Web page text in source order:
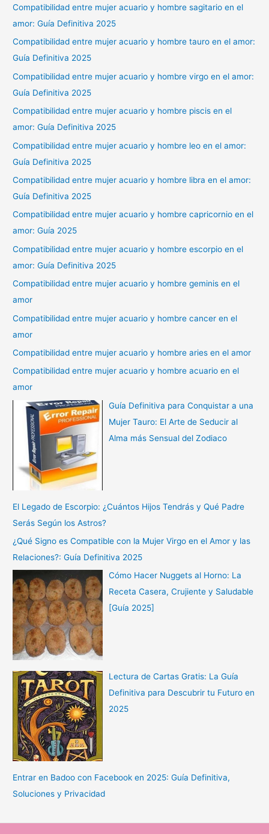
Compatibilidad entre mujer acuario y hombre sagitario en el
amor: Guía Definitiva 2025
Compatibilidad entre mujer acuario y hombre tauro en el amor:
Guía Definitiva 2025
Compatibilidad entre mujer acuario y hombre virgo en el amor:
Guía Definitiva 2025
Compatibilidad entre mujer acuario y hombre piscis en el
amor: Guía Definitiva 2025
Compatibilidad entre mujer acuario y hombre leo en el amor:
Guía Definitiva 2025
Compatibilidad entre mujer acuario y hombre libra en el amor:
Guía Definitiva 2025
Compatibilidad entre mujer acuario y hombre capricornio en el
amor: Guía 2025
Compatibilidad entre mujer acuario y hombre escorpio en el
amor: Guía Definitiva 2025
Compatibilidad entre mujer acuario y hombre geminis en el
amor
Compatibilidad entre mujer acuario y hombre cancer en el
amor
Compatibilidad entre mujer acuario y hombre aries en el amor
Compatibilidad entre mujer acuario y hombre acuario en el
amor
Guía Definitiva para Conquistar a una
Mujer Tauro: El Arte de Seducir al
Alma más Sensual del Zodiaco
El Legado de Escorpio: ¿Cuántos Hijos Tendrás y Qué Padre
Serás Según los Astros?
¿Qué Signo es Compatible con la Mujer Virgo en el Amor y las
Relaciones?: Guía Definitiva 2025
Cómo Hacer Nuggets al Horno: La
Receta Casera, Crujiente y Saludable
[Guía 2025]
Lectura de Cartas Gratis: La Guía
Definitiva para Descubrir tu Futuro en
2025
Entrar en Badoo con Facebook en 2025: Guía Definitiva,
Soluciones y Privacidad